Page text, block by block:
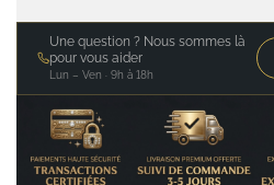
Une question ? Nous sommes là
pour vous aider
Lun – Ven · 9h à 18h